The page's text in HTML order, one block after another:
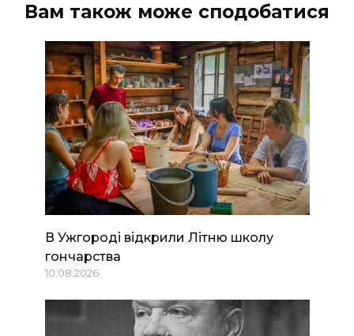
Вам також може сподобатися
В Ужгороді відкрили Літню школу
гончарства
10.08.2026